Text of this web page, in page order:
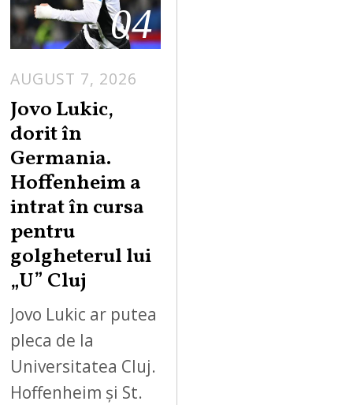
04
AUGUST 7, 2026
Jovo Lukic,
dorit în
Germania.
Hoffenheim a
intrat în cursa
pentru
golgheterul lui
„U” Cluj
Jovo Lukic ar putea
pleca de la
Universitatea Cluj.
Hoffenheim și St.